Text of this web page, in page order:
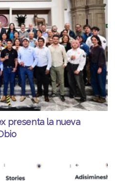
presenta la nueva